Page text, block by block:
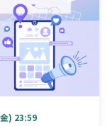
) 23:59